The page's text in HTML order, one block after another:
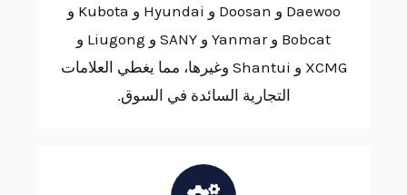
Daewoo و Doosan و Hyundai و Kubota و
Bobcat و Yanmar و SANY و Liugong و
XCMG و Shantui وغيرها، مما يغطي العلامات
التجارية السائدة في السوق.